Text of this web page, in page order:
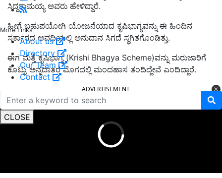
More Links
About us
Directory
Our Team
Contact
CLOSE
ಸಿದ್ದರಾಮಯ್ಯ ಅವರು ಹೇಳಿದ್ದಾರೆ.
ಹೀಗೆ ಬಹುಪಯೋಗಿ ಯೋಜನೆಯಾದ ಕೃಷಿಭಾಗ್ಯವನ್ನು ಈ ಹಿಂದಿನ
ಸರ್ಕಾರದ ಅವಧಿಯಲ್ಲಿ ಅನುದಾನ ಸಿಗದೆ ಸ್ಥಗಿತಗೊಂಡಿತ್ತು.
ಈಗ ಮತ್ತೆ ಕೃಷಿಭಾಗ್ಯ (Krishi Bhagya Scheme)ವನ್ನು ಮರುಜಾರಿಗೆ
ಕೊಟ್ಟು ಅನ್ನದಾತರ ಮೊಗದಲ್ಲಿ ಮಂದಹಾಸ ತಂದಿದ್ದೇವೆ ಎಂದಿದ್ದಾರೆ.
ADVERTISEMENT